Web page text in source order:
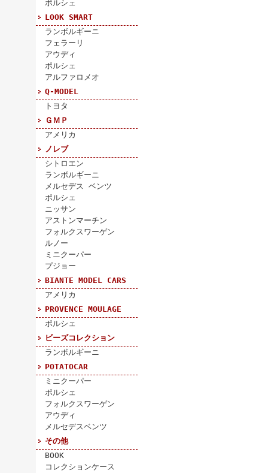
ポルシェ
LOOK SMART
ランボルギーニ
フェラーリ
アウディ
ポルシェ
アルファロメオ
Q-MODEL
トヨタ
ＧＭＰ
アメリカ
ノレブ
シトロエン
ランボルギーニ
メルセデス ベンツ
ポルシェ
ニッサン
アストンマーチン
フォルクスワーゲン
ルノー
ミニクーパー
プジョー
BIANTE MODEL CARS
アメリカ
PROVENCE MOULAGE
ポルシェ
ビーズコレクション
ランボルギーニ
POTATOCAR
ミニクーパー
ポルシェ
フォルクスワーゲン
アウディ
メルセデスベンツ
その他
BOOK
コレクションケース